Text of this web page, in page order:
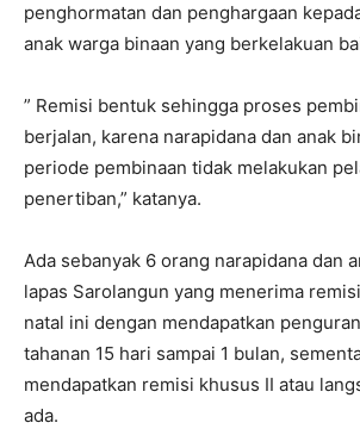
penghormatan dan penghargaan
anak warga binaan yang berkelakuan
” Remisi bentuk sehingga proses
berjalan, karena narapidana dan anak
periode pembinaan tidak melakukan
penertiban,” katanya.
Ada sebanyak 6 orang narapidana dan
lapas Sarolangun yang menerima
natal ini dengan mendapatkan
tahanan 15 hari sampai 1 bulan,
mendapatkan remisi khusus II atau
ada.